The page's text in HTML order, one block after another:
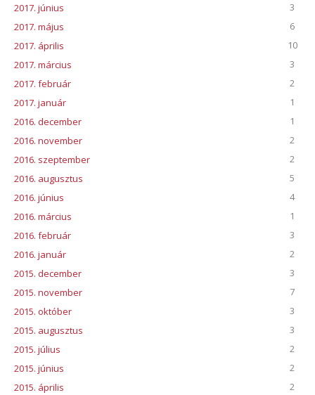
2017. június
3
2017. május
6
2017. április
10
2017. március
3
2017. február
2
2017. január
1
2016. december
1
2016. november
2
2016. szeptember
2
2016. augusztus
5
2016. június
4
2016. március
1
2016. február
3
2016. január
2
2015. december
3
2015. november
7
2015. október
3
2015. augusztus
3
2015. július
2
2015. június
2
2015. április
2